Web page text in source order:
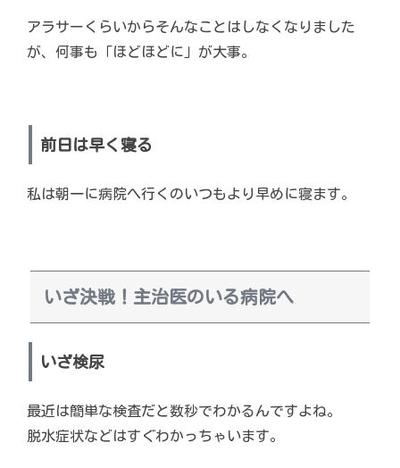
アラサーくらいからそんなことはしなくなりました
が、何事も「ほどほどに」が大事。
前日は早く寝る
私は朝一に病院へ行くのいつもより早めに寝ます。
いざ決戦！主治医のいる病院へ
いざ検尿
最近は簡単な検査だと数秒でわかるんですよね。
脱水症状などはすぐわかっちゃいます。